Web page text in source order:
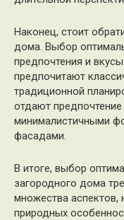
Наконец, стоит
дома. Выбор
предпочтения и
предпочитают
традиционной
отдают
минималистичными
фасадами.
В итоге, выбор
загородного дома
множества аспектов,
природных